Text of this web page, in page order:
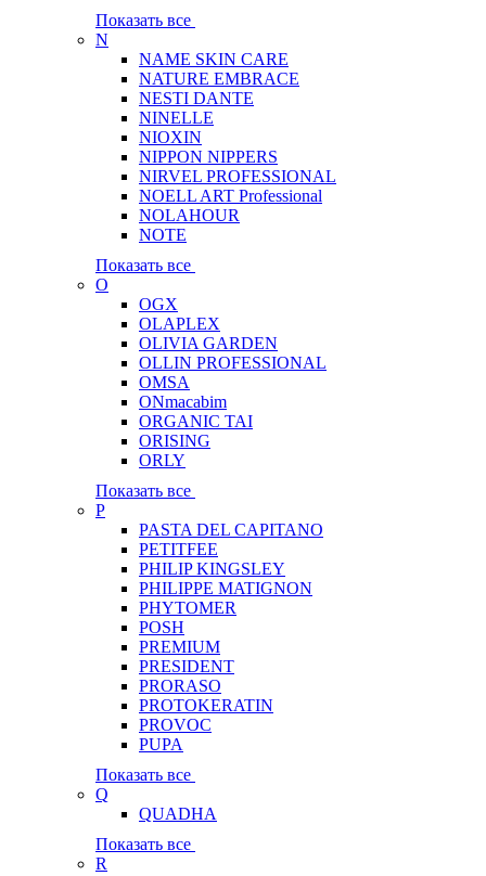
Показать все
N
NAME SKIN CARE
NATURE EMBRACE
NESTI DANTE
NINELLE
NIOXIN
NIPPON NIPPERS
NIRVEL PROFESSIONAL
NOELL ART Professional
NOLAHOUR
NOTE
Показать все
O
OGX
OLAPLEX
OLIVIA GARDEN
OLLIN PROFESSIONAL
OMSA
ONmacabim
ORGANIC TAI
ORISING
ORLY
Показать все
P
PASTA DEL CAPITANO
PETITFEE
PHILIP KINGSLEY
PHILIPPE MATIGNON
PHYTOMER
POSH
PREMIUM
PRESIDENT
PRORASO
PROTOKERATIN
PROVOC
PUPA
Показать все
Q
QUADHA
Показать все
R